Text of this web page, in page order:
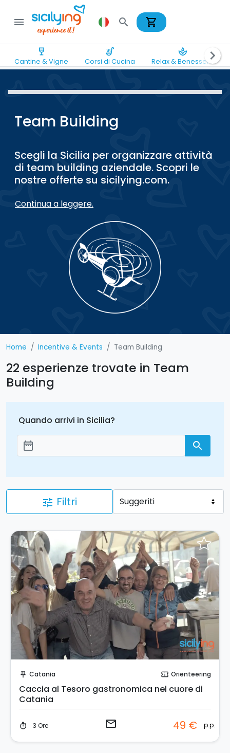
menu search shopping_cart
wine_bar
Cantine & Vigne
soup_kitchen
Corsi di Cucina
spa
Relax & Benesserechevron_right
Team Building
Scegli la Sicilia per organizzare attività
di team building aziendale. Scopri le
nostre offerte su sicilying.com.
Continua a leggere.
Home Incentive & Events Team Building
22 esperienze trovate in Team
Building
Quando arrivi in Sicilia?
Aggiungi le date
date_range search
tune Filtri
push_pin Catania confirmation_number Orienteering
Caccia al Tesoro gastronomica nel cuore di
Catania
timer 3 Ore email 49 € p.p.